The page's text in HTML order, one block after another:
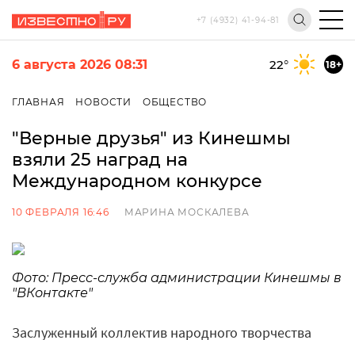
+7 (4932) 41-94-81
6 августа 2026 08:31 22° 18+
ГЛАВНАЯ НОВОСТИ ОБЩЕСТВО
"Верные друзья" из Кинешмы
взяли 25 наград на
Международном конкурсе
10 ФЕВРАЛЯ 16:46 МАРИНА МОСКАЛЕВА
Фото: Пресс-служба администрации Кинешмы в
"ВКонтакте"
Заслуженный коллектив народного творчества